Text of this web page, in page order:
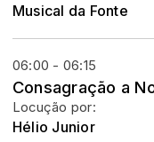
Musical da Fonte
06:00 - 06:15
Consagração a
Locução por:
Hélio Junior